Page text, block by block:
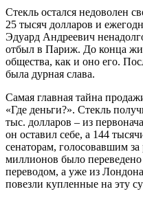
Стекль остался недоволен
25 тысяч долларов и
Эдуард Андреевич
отбыл в Париж. До конца
общества, как и оно его.
была дурная слава.
Самая главная тайна
«Где деньги?». Стекль
тыс. долларов – из
он оставил себе, а 144
сенаторам, голосовавшим
миллионов было
переводом, а уже из
повезли купленные на эту